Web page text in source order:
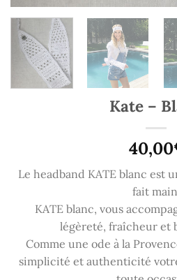
Kate –
40,00
Le headband KATE blanc est
fait
KATE blanc, vous
légèreté, fraîcheur et
Comme une ode à la
simplicité et authenticité